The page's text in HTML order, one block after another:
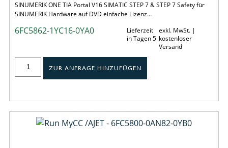
SINUMERIK ONE TIA Portal V16 SIMATIC STEP 7 & STEP 7 Safety für
SINUMERIK Hardware auf DVD einfache Lizenz…
6FC5862-1YC16-0YA0
Lieferzeit
in Tagen 5
exkl. MwSt. |
kostenloser
Versand
ZUR ANFRAGE HINZUFÜGEN